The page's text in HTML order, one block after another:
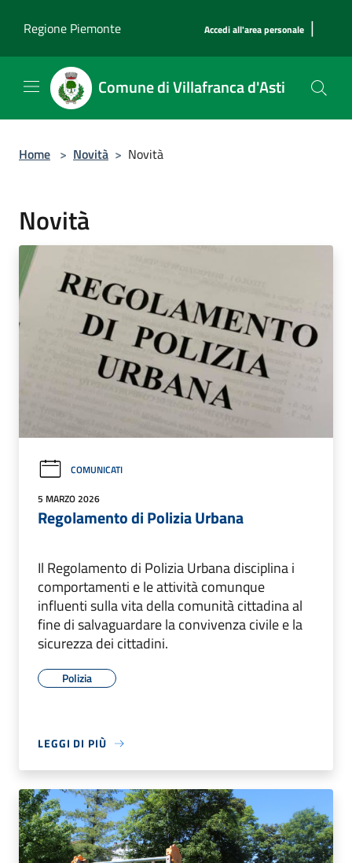
Regione Piemonte
Accedi all'area personale |
Comune di Villafranca d'Asti
Home > Novità > Novità
Novità
COMUNICATI
5 MARZO 2026
Regolamento di Polizia Urbana
Il Regolamento di Polizia Urbana disciplina i
comportamenti e le attività comunque
influenti sulla vita della comunità cittadina al
fine di salvaguardare la convivenza civile e la
sicurezza dei cittadini.
Polizia
LEGGI DI PIÙ